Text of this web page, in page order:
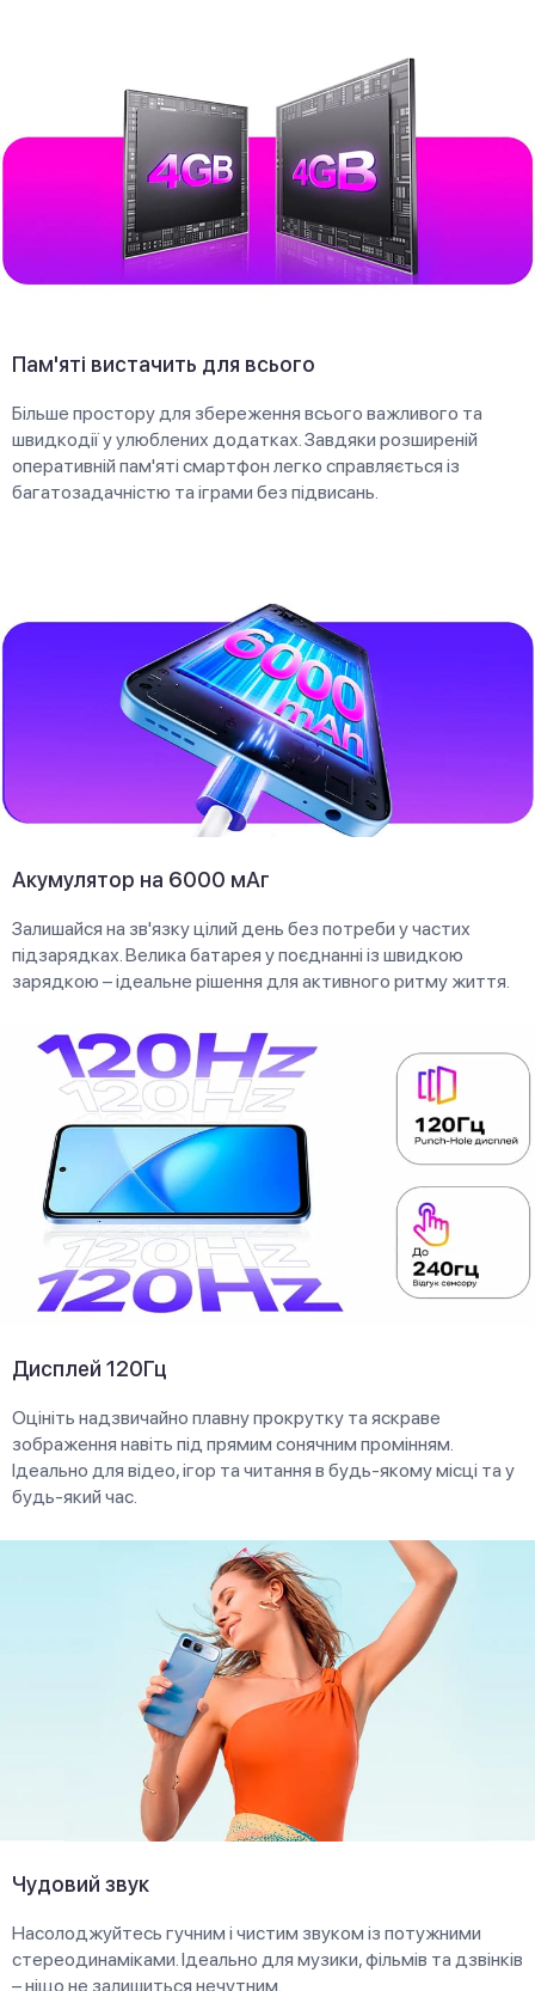
Пам'яті вистачить для всього
Більше простору для збереження всього важливого та
швидкодії у улюблених додатках. Завдяки розширеній
оперативній пам'яті смартфон легко справляється із
багатозадачністю та іграми без підвисань.
Акумулятор на 6000 мАг
Залишайся на зв'язку цілий день без потреби у частих
підзарядках. Велика батарея у поєднанні із швидкою
зарядкою – ідеальне рішення для активного ритму життя.
Дисплей 120Гц
Оцініть надзвичайно плавну прокрутку та яскраве
зображення навіть під прямим сонячним промінням.
Ідеально для відео, ігор та читання в будь-якому місці та у
будь-який час.
Чудовий звук
Насолоджуйтесь гучним і чистим звуком із потужними
стереодинаміками. Ідеально для музики, фільмів та дзвінків
– ніщо не залишиться нечутним.